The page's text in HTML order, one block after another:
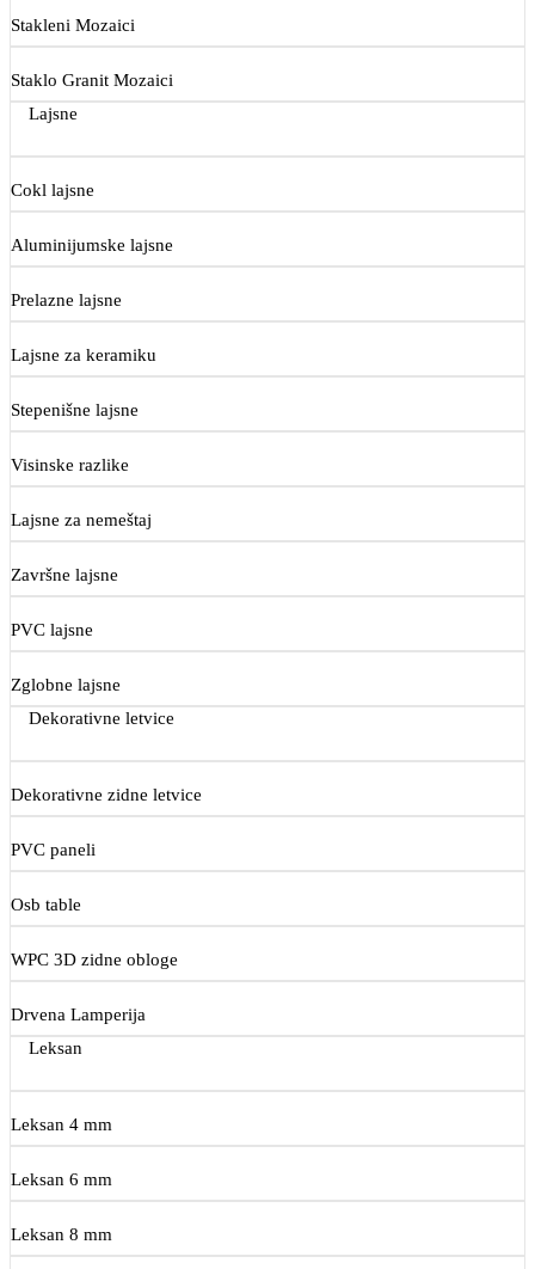
Stakleni Mozaici
Staklo Granit Mozaici
Lajsne
Cokl lajsne
Aluminijumske lajsne
Prelazne lajsne
Lajsne za keramiku
Stepenišne lajsne
Visinske razlike
Lajsne za nemeštaj
Završne lajsne
PVC lajsne
Zglobne lajsne
Dekorativne letvice
Dekorativne zidne letvice
PVC paneli
Osb table
WPC 3D zidne obloge
Drvena Lamperija
Leksan
Leksan 4 mm
Leksan 6 mm
Leksan 8 mm